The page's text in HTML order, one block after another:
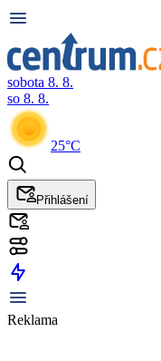
sobota 8. 8.
so 8. 8.
25°C
Přihlášení
Reklama